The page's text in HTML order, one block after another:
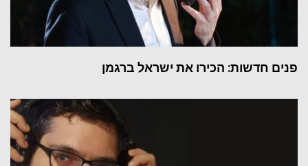
פנים חדשות: הכירו את ישראל ברגמן